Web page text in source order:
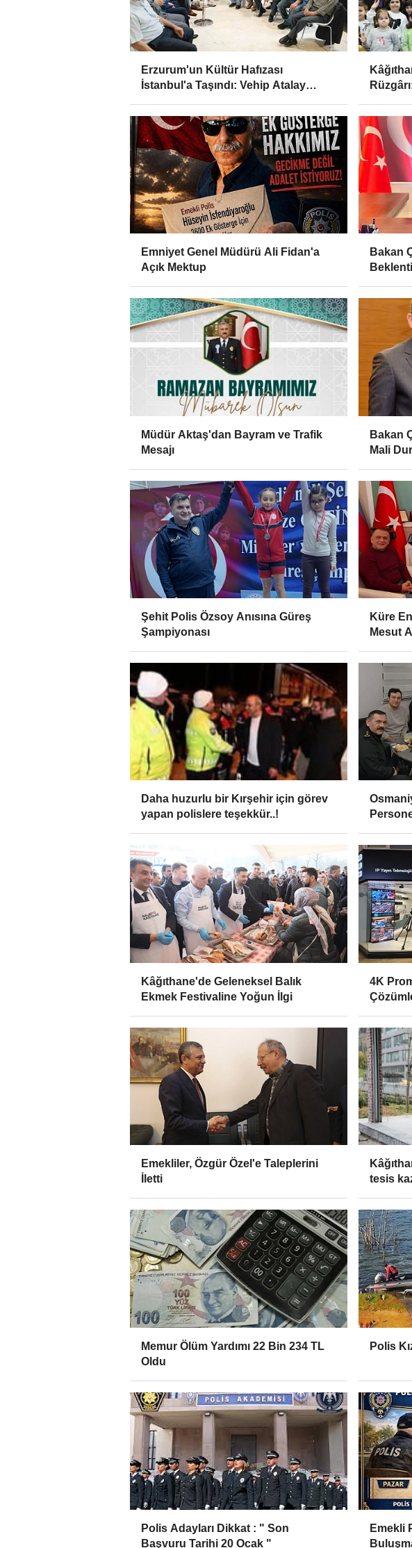
Erzurum'un Kültür Hafızası
İstanbul'a Taşındı: Vehip Atalay
Damga Vurdu
Emniyet Genel Müdürü Ali Fidan'a
Açık Mektup
Bakan
Müdür Aktaş'dan Bayram ve Trafik
Mesajı
Bakan
Mali
Şehit Polis Özsoy Anısına Güreş
Şampiyonası
Küre
Mesut
Daha huzurlu bir Kırşehir için görev
yapan polislere teşekkür..!
Kâğıthane'de Geleneksel Balık
Ekmek Festivaline Yoğun İlgi
4K
Emekliler, Özgür Özel'e Taleplerini
İletti
tesis
Memur Ölüm Yardımı 22 Bin 234 TL
Oldu
Polis
Polis Adayları Dikkat : " Son
Başvuru Tarihi 20 Ocak "
Emekli